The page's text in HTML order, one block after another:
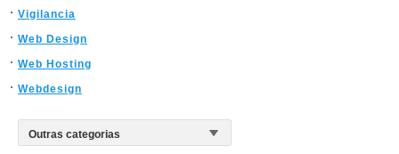
Vigilancia
Web Design
Web Hosting
Webdesign